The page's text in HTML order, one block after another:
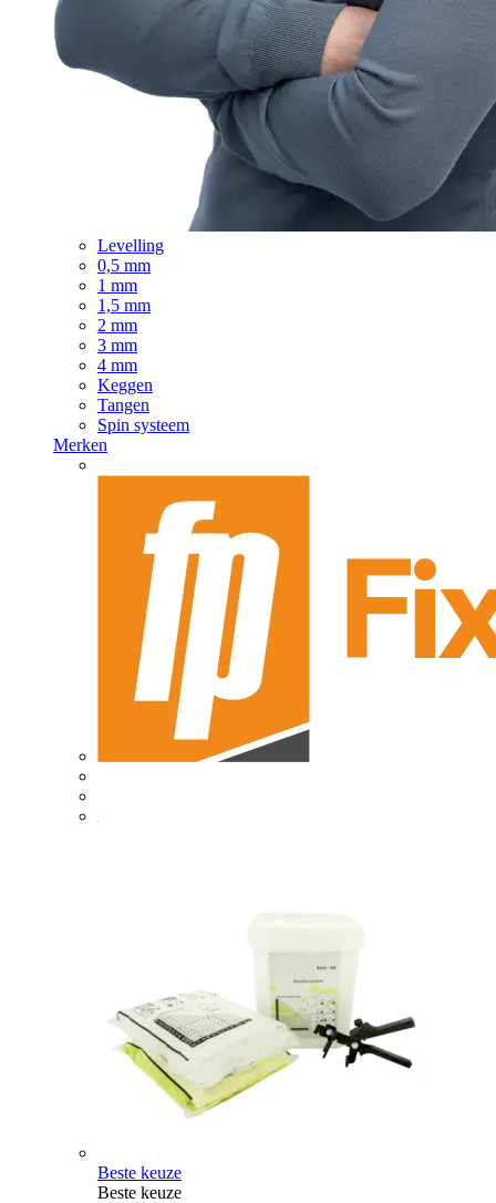
Levelling
0,5 mm
1 mm
1,5 mm
2 mm
3 mm
4 mm
Keggen
Tangen
Spin systeem
Merken
Beste keuze
Beste keuze